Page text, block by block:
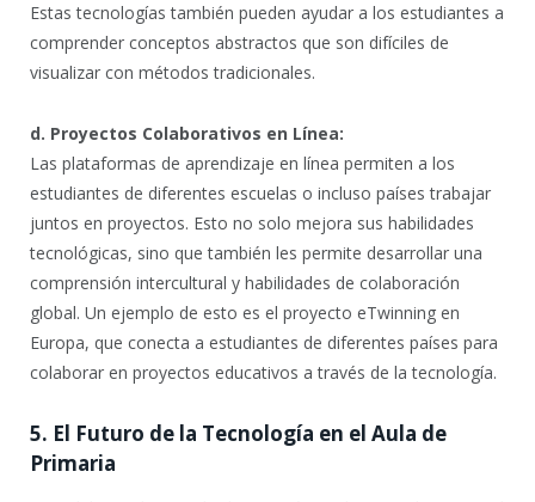
Estas tecnologías también pueden ayudar a los estudiantes a
comprender conceptos abstractos que son difíciles de
visualizar con métodos tradicionales.
d. Proyectos Colaborativos en Línea:
Las plataformas de aprendizaje en línea permiten a los
estudiantes de diferentes escuelas o incluso países trabajar
juntos en proyectos. Esto no solo mejora sus habilidades
tecnológicas, sino que también les permite desarrollar una
comprensión intercultural y habilidades de colaboración
global. Un ejemplo de esto es el proyecto eTwinning en
Europa, que conecta a estudiantes de diferentes países para
colaborar en proyectos educativos a través de la tecnología.
5. El Futuro de la Tecnología en el Aula de
Primaria